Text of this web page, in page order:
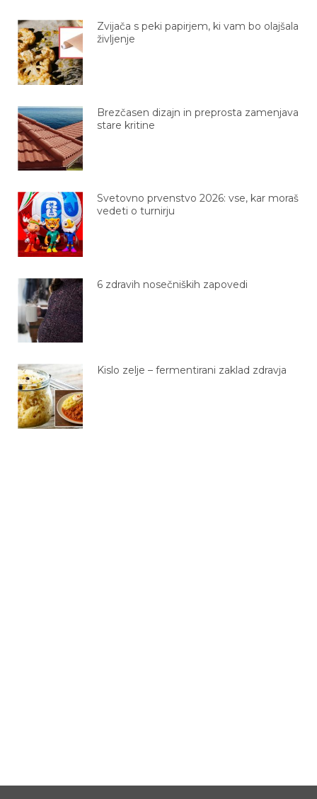
Zvijača s peki papirjem, ki vam bo olajšala
življenje
Brezčasen dizajn in preprosta zamenjava
stare kritine
Svetovno prvenstvo 2026: vse, kar moraš
vedeti o turnirju
6 zdravih nosečniških zapovedi
Kislo zelje – fermentirani zaklad zdravja